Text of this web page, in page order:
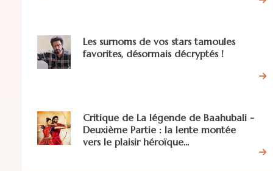
Les surnoms de vos stars tamoules
favorites, désormais décryptés !
Critique de La légende de Baahubali -
Deuxième Partie : la lente montée
vers le plaisir héroïque...